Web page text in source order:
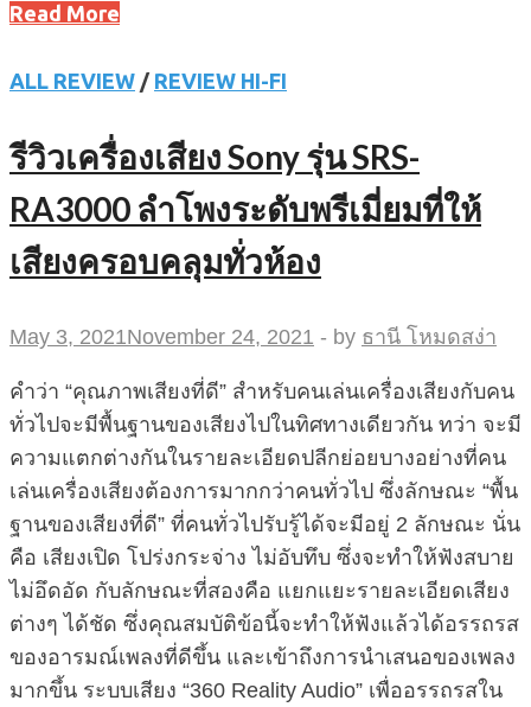
Read More
ALL REVIEW / REVIEW HI-FI
รีวิวเครื่องเสียง Sony รุ่น SRS-
RA3000 ลำโพงระดับพรีเมี่ยมที่ให้
เสียงครอบคลุมทั่วห้อง
May 3, 2021November 24, 2021 - by ธานี โหมดสง่า
คำว่า “คุณภาพเสียงที่ดี” สำหรับคนเล่นเครื่องเสียงกับคน
ทั่วไปจะมีพื้นฐานของเสียงไปในทิศทางเดียวกัน ทว่า จะมี
ความแตกต่างกันในรายละเอียดปลีกย่อยบางอย่างที่คน
เล่นเครื่องเสียงต้องการมากกว่าคนทั่วไป ซึ่งลักษณะ “พื้น
ฐานของเสียงที่ดี” ที่คนทั่วไปรับรู้ได้จะมีอยู่ 2 ลักษณะ นั่น
คือ เสียงเปิด โปร่งกระจ่าง ไม่อับทึบ ซึ่งจะทำให้ฟังสบาย
ไม่อึดอัด กับลักษณะที่สองคือ แยกแยะรายละเอียดเสียง
ต่างๆ ได้ชัด ซึ่งคุณสมบัติข้อนี้จะทำให้ฟังแล้วได้อรรถรส
ของอารมณ์เพลงที่ดีขึ้น และเข้าถึงการนำเสนอของเพลง
มากขึ้น ระบบเสียง “360 Reality Audio” เพื่ออรรถรสใน